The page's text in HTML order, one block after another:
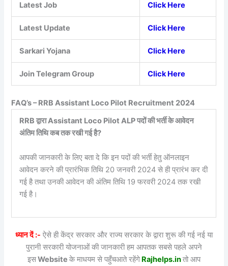
Latest Job Click Here
Latest Update Click Here
Sarkari Yojana Click Here
Join Telegram Group Click Here
FAQ’s – RRB Assistant Loco Pilot Recruitment 2024
RRB द्वारा Assistant Loco Pilot ALP पदों की भर्ती के आवेदन
अंतिम तिथि कब तक रखी गई है?
आपकी जानकारी के लिए बता दे कि इन पदों की भर्ती हेतु ऑनलाइन
आवेदन करने की प्रारंभिक तिथि 20 जनवरी 2024 से ही प्रारंभ कर दी
गई है तथा उनकी आवेदन की अंतिम तिथि 19 फरवरी 2024 तक रखी
गई है।
ध्यान दें :- ऐसे ही केंद्र सरकार और राज्य सरकार के द्वारा शुरू की गई नई या
पुरानी सरकारी योजनाओं की जानकारी हम आपतक सबसे पहले अपने
इसWebsite के माधयम से पहुँचआते रहेंगे Rajhelps.inतो आप